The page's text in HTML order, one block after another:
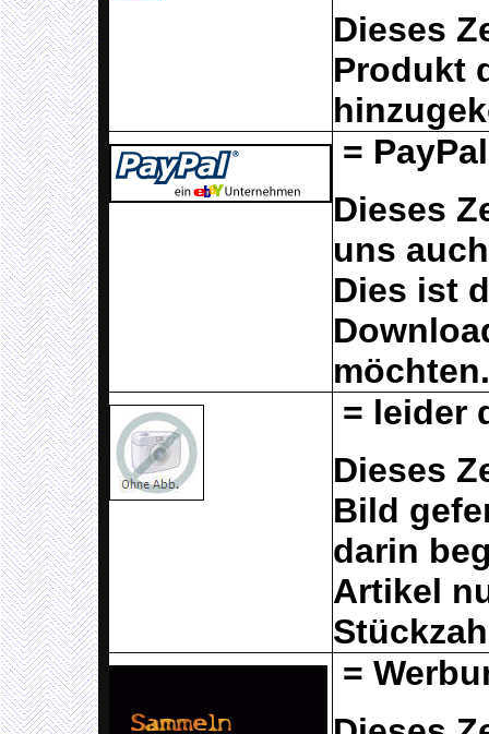
Dieses
Produkt
=
Dieses
uns
Dies ist
möchten.
= leider
Dieses
Bild
darin
Artikel
=